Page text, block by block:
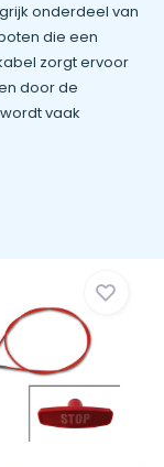
onderdeel van
die een
zorgt ervoor
door de
vaak